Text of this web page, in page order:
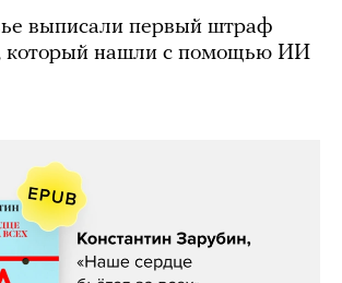
выписали первый штраф
который нашли с помощью ИИ